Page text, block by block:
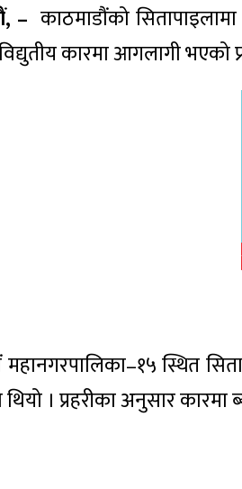
– काठमाडौंको
कारमा आगलागी भएको
स्थित
। प्रहरीका अनुसार कारमा